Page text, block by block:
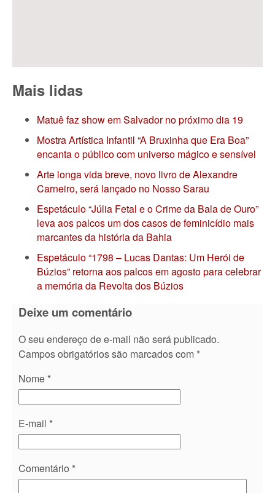
Mais lidas
Matuê faz show em Salvador no próximo dia 19
Mostra Artística Infantil “A Bruxinha que Era Boa”
encanta o público com universo mágico e sensível
Arte longa vida breve, novo livro de Alexandre
Carneiro, será lançado no Nosso Sarau
Espetáculo “Júlia Fetal e o Crime da Bala de Ouro”
leva aos palcos um dos casos de feminicídio mais
marcantes da história da Bahia
Espetáculo “1798 – Lucas Dantas: Um Herói de
Búzios” retorna aos palcos em agosto para celebrar
a memória da Revolta dos Búzios
Deixe um comentário
O seu endereço de e-mail não será publicado.
Campos obrigatórios são marcados com *
Nome *
E-mail *
Comentário *